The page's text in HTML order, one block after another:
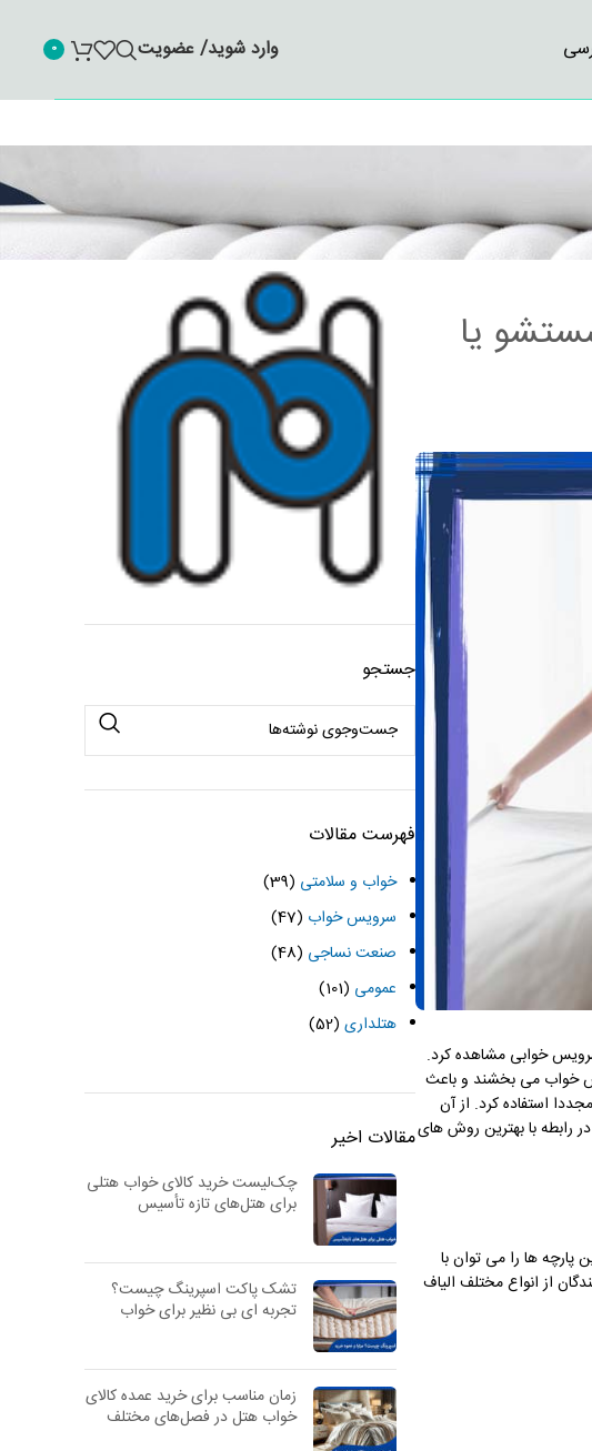
وارد شوید/ عضویت 0
یا
خوابی مشاهده کرد.
خواب می بخشند و باعث
استفاده کرد. از آن
رابطه با بهترین روش های
ها را می توان با
از انواع مختلف الیاف
جستجو
فهرست مقالات
خواب و سلامتی (39)
سرویس خواب (47)
صنعت نساجی (48)
عمومی (101)
هتلداری (52)
مقالات اخیر
چک‌لیست خرید کالای خواب هتلی
برای هتل‌های تازه تأسیس
تشک پاکت اسپرینگ چیست؟
تجربه ای بی نظیر برای خواب
زمان مناسب برای خرید عمده کالای
خواب هتل در فصل‌های مختلف